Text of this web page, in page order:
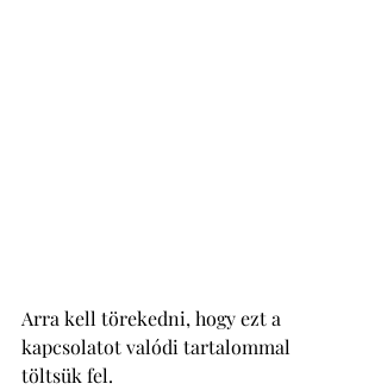
Arra kell törekedni, hogy ezt a
kapcsolatot valódi tartalommal
töltsük fel.